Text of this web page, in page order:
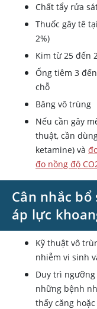
Chất tẩy rửa
Thuốc gây tê
2%)
Kim từ 25 đến
Ống tiêm 3
chỗ
Băng vô trùng
Nếu cần gây
thuật, cần
ketamine) và
đo nồng độ
Cân nhắc
áp lực
Kỹ thuật vô
nhiễm vi sinh
Duy trì
những bệnh
thấy căng